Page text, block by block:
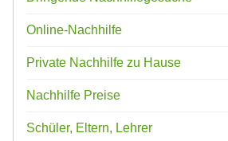
Online-Nachhilfe
Private Nachhilfe zu Hause
Nachhilfe Preise
Schüler, Eltern, Lehrer